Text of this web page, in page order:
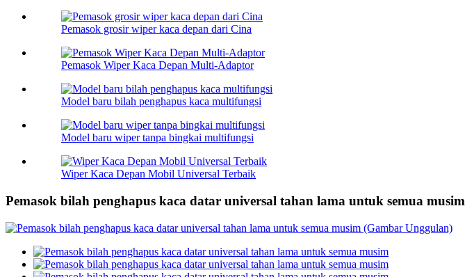
Pemasok grosir wiper kaca depan dari Cina
Pemasok Wiper Kaca Depan Multi-Adaptor
Model baru bilah penghapus kaca multifungsi
Model baru wiper tanpa bingkai multifungsi
Wiper Kaca Depan Mobil Universal Terbaik
Pemasok bilah penghapus kaca datar universal tahan lama untuk semua musim